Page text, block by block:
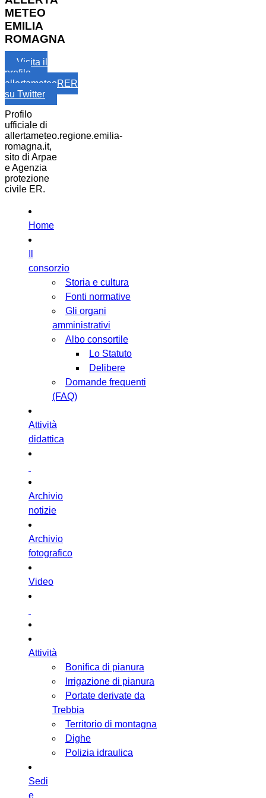
METEO
EMILIA
ROMAGNA
Visita il
profilo
allertameteoRER
su Twitter
Profilo
ufficiale di
allertameteo.regione.emilia-
romagna.it,
sito di Arpae
e Agenzia
protezione
civile ER.
Home
consorzio
Storia e cultura
Fonti normative
Gli organi
amministrativi
Albo consortile
Lo Statuto
Delibere
Domande frequenti
(FAQ)
Attività
didattica
Archivio
notizie
Archivio
fotografico
Video
Attività
Bonifica di pianura
Irrigazione di pianura
Portate derivate da
Trebbia
Territorio di montagna
Dighe
Polizia idraulica
Sedi
e